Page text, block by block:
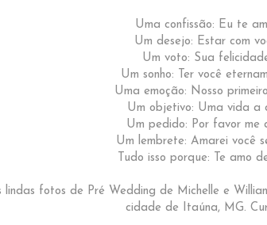
Uma confissão: Eu te
Um desejo: Estar com
Um voto: Sua
Um sonho: Ter você
Uma emoção: Nosso
Um objetivo: Uma vida a
Um pedido: Por favor me
Um lembrete: Amarei você
Tudo isso porque: Te amo
fotos de Pré Wedding de Michelle e
cidade de Itaúna, MG.